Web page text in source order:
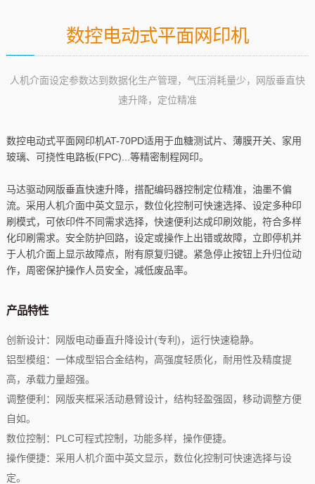
数控电动式平面网印机
人机介面设定参数达到数据化生产管理，气压消耗量少，网版垂直快
速升降，定位精准
数控电动式平面网印机AT-70PD适用于血糖测试片、薄膜开关、家用
玻璃、可挠性电路板(FPC)...等精密制程网印。
马达驱动网版垂直快速升降，搭配编码器控制定位精准，油墨不偏
流。采用人机介面中英文显示，数位化控制可快速选择、设定多种印
刷模式，可依印件不同需求选择，快速便利达成印刷效能，符合多样
化印刷需求。安全防护回路，设定或操作上出错或故障，立即停机并
于人机介面上显示故障点，附有原复归键。紧急停止按钮上升归位动
作，周密保护操作人员安全，减低废品率。
产品特性
创新设计：网版电动垂直升降设计(专利)，运行快速稳静。
铝型模组：一体成型铝合金结构，高强度轻质化，耐用性及精度提
高，承载力量超强。
调整便利：网版夹框采活动悬臂设计，结构轻盈强固，移动调整方便
自如。
数位控制：PLC可程式控制，功能多样，操作便捷。
操作便捷：采用人机介面中英文显示，数位化控制可快速选择与设
定。